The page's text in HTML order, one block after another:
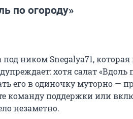
по огороду»
ником Snegalya71,
хотя салат «Вдоль
его в одиночку муторно —
команду поддержки или
незаметно.